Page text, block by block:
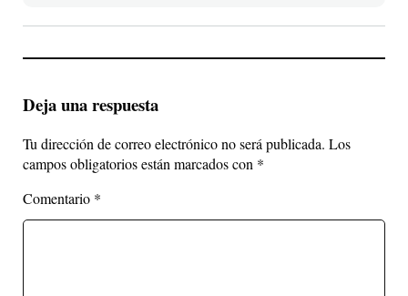
Deja una respuesta
Tu dirección de correo electrónico no será publicada. Los
campos obligatorios están marcados con *
Comentario *